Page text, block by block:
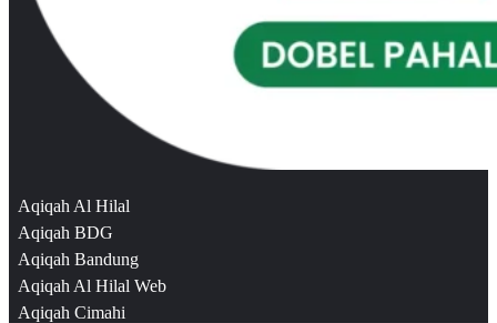
Aqiqah Al Hilal
Aqiqah BDG
Aqiqah Bandung
Aqiqah Al Hilal Web
Aqiqah Cimahi